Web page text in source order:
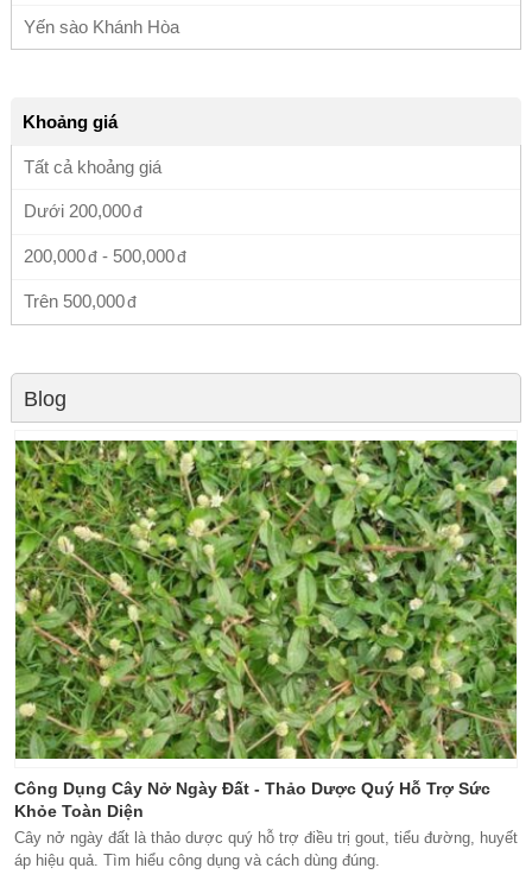
Yến sào Khánh Hòa
Khoảng giá
Tất cả khoảng giá
Dưới 200,000
200,000 - 500,000
Trên 500,000
Blog
Công Dụng Cây Nở Ngày Đất - Thảo Dược Quý Hỗ Trợ Sức
Khỏe Toàn Diện
Cây nở ngày đất là thảo dược quý hỗ trợ điều trị gout, tiểu đường, huyết
áp hiệu quả. Tìm hiểu công dụng và cách dùng đúng.